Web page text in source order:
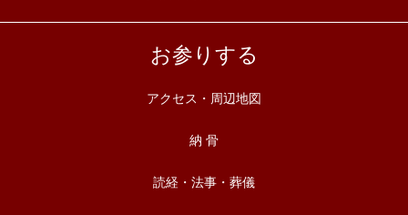
お参りする
アクセス・周辺地図
納 骨
読経・法事・葬儀